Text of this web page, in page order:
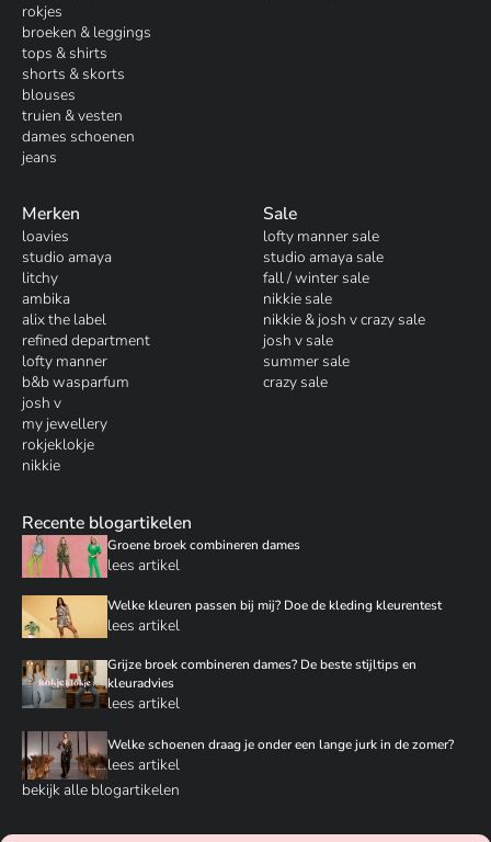
rokjes
broeken & leggings
tops & shirts
shorts & skorts
blouses
truien & vesten
dames schoenen
jeans
Merken
loavies
studio amaya
litchy
ambika
alix the label
refined department
lofty manner
b&b wasparfum
josh v
my jewellery
rokjeklokje
nikkie
Sale
lofty manner sale
studio amaya sale
fall / winter sale
nikkie sale
nikkie & josh v crazy sale
josh v sale
summer sale
crazy sale
Recente blogartikelen
Groene broek combineren dames
lees artikel
Welke kleuren passen bij mij? Doe de kleding kleurentest
lees artikel
Grijze broek combineren dames? De beste stijltips en
kleuradvies
lees artikel
Welke schoenen draag je onder een lange jurk in de zomer?
lees artikel
bekijk alle blogartikelen